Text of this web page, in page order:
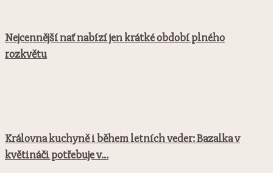
Nejcennější nať nabízí jen krátké období plného
rozkvětu
Královna kuchyně i během letních veder: Bazalka v
květináči potřebuje v...